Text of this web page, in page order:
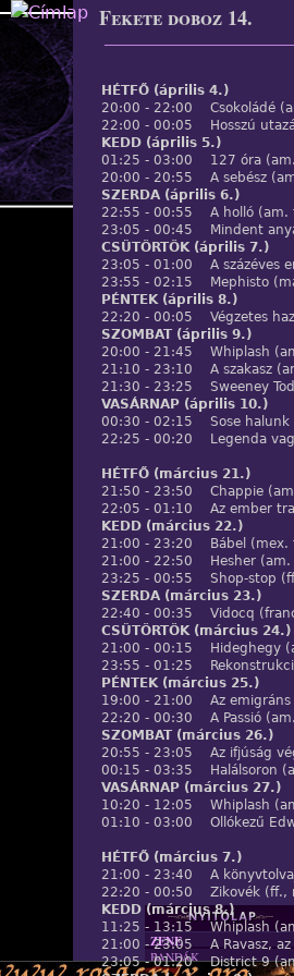
Jump to
Fekete doboz 14.
HÉTFŐ (április 4.)
20:00 - 22:00 Csokoládé
22:00 - 00:05 Hosszú
KEDD (április 5.)
01:25 - 03:00 127 óra (am.-
20:00 - 20:55 A sebész
SZERDA (április 6.)
22:55 - 00:55 A holló (am.
23:05 - 00:45 Mindent
CSÜTÖRTÖK (április 7.)
23:05 - 01:00 A százéves
23:55 - 02:15 Mephisto
PÉNTEK (április 8.)
22:20 - 00:05 Végzetes
SZOMBAT (április 9.)
20:00 - 21:45 Whiplash
21:10 - 23:10 A szakasz
21:30 - 23:25 Sweeney
VASÁRNAP (április 10.)
00:30 - 02:15 Sose halunk
22:25 - 00:20 Legenda
HÉTFŐ (március 21.)
21:50 - 23:50 Chappie (am.
22:05 - 01:10 Az ember
KEDD (március 22.)
21:00 - 23:20 Bábel (mex.
21:00 - 22:50 Hesher (am.
23:25 - 00:55 Shop-stop
SZERDA (március 23.)
22:40 - 00:35 Vidocq
CSÜTÖRTÖK (március 24.)
21:00 - 00:15 Hideghegy
23:55 - 01:25
PÉNTEK (március 25.)
19:00 - 21:00 Az emigráns
22:20 - 00:30 A Passió (am.
SZOMBAT (március 26.)
20:55 - 23:05 Az ifjúság
00:15 - 03:35 Halálsoron
VASÁRNAP (március 27.)
10:20 - 12:05 Whiplash
01:10 - 03:00 Ollókezű
HÉTFŐ (március 7.)
21:00 - 23:40 A
22:20 - 00:50 Zikovék (ff.,
KEDD (március 8.)
11:25 - 13:15 Whiplash
21:00 - 23:05 A Ravasz, az
23:05 - 01:20 District 9
ZENE
BANDÁK